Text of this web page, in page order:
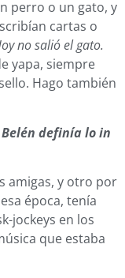
perro o un gato, y
cartas o
no salió el gato.
yapa, siempre
Hago también
definía lo in
amigas, y otro por
época, tenía
jockeys en los
que estaba